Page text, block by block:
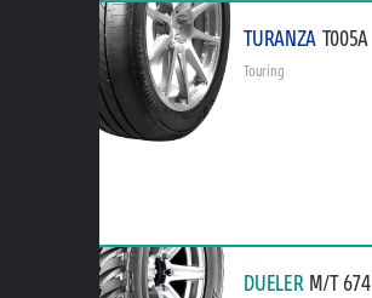
TURANZA T005A
Touring
DUELER M/T 674